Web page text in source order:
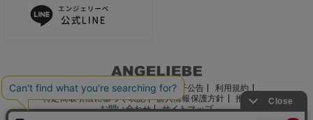
ご利用ガイド 会社概要 電子公告
利用規約
特定商取引法に基づく表記
個人情報保護方針
推奨環境
お問い合わせ
サイトマップ